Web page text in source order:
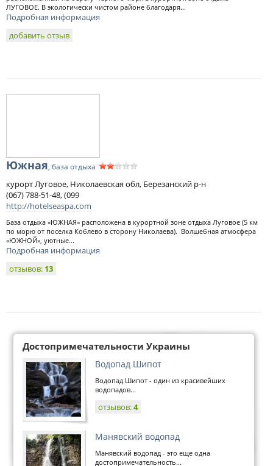
ЛУГОВОЕ. В экологически чистом районе благодаря...
Подробная информация
добавить отзыв
Южная, база отдыха
курорт Луговое, Николаевская обл, Березанский р-н
(067) 788-51-48, (099
http://hotelseaspa.com
База отдыха «ЮЖНАЯ» расположена в курортной зоне отдыха Луговое (5 км
по морю от поселка Коблево в сторону Николаева). Волшебная атмосфера
«ЮЖНОЙ», уютные...
Подробная информация
отзывов: 13
Достопримечательности Украины
Водопад Шипот
Водопад Шипот - один из красивейших
водопадов...
отзывов:4
Манявский водопад
Манявский водопад - это еще одна
достопримечательность...